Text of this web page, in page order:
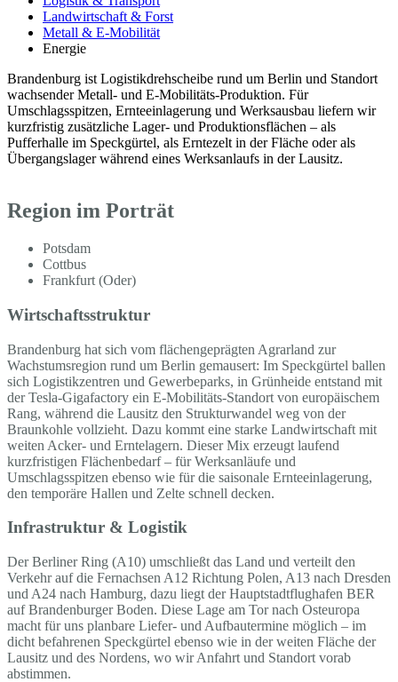
Landwirtschaft & Forst
Metall & E-Mobilität
Energie
Brandenburg ist Logistikdrehscheibe rund um Berlin und Standort
wachsender Metall- und E-Mobilitäts-Produktion. Für
Umschlagsspitzen, Ernteeinlagerung und Werksausbau liefern wir
kurzfristig zusätzliche Lager- und Produktionsflächen – als
Pufferhalle im Speckgürtel, als Erntezelt in der Fläche oder als
Übergangslager während eines Werksanlaufs in der Lausitz.
Region im Porträt
Potsdam
Cottbus
Frankfurt (Oder)
Wirtschaftsstruktur
Brandenburg hat sich vom flächengeprägten Agrarland zur
Wachstumsregion rund um Berlin gemausert: Im Speckgürtel ballen
sich Logistikzentren und Gewerbeparks, in Grünheide entstand mit
der Tesla-Gigafactory ein E-Mobilitäts-Standort von europäischem
Rang, während die Lausitz den Strukturwandel weg von der
Braunkohle vollzieht. Dazu kommt eine starke Landwirtschaft mit
weiten Acker- und Erntelagern. Dieser Mix erzeugt laufend
kurzfristigen Flächenbedarf – für Werksanläufe und
Umschlagsspitzen ebenso wie für die saisonale Ernteeinlagerung,
den temporäre Hallen und Zelte schnell decken.
Infrastruktur & Logistik
Der Berliner Ring (A10) umschließt das Land und verteilt den
Verkehr auf die Fernachsen A12 Richtung Polen, A13 nach Dresden
und A24 nach Hamburg, dazu liegt der Hauptstadtflughafen BER
auf Brandenburger Boden. Diese Lage am Tor nach Osteuropa
macht für uns planbare Liefer- und Aufbautermine möglich – im
dicht befahrenen Speckgürtel ebenso wie in der weiten Fläche der
Lausitz und des Nordens, wo wir Anfahrt und Standort vorab
abstimmen.